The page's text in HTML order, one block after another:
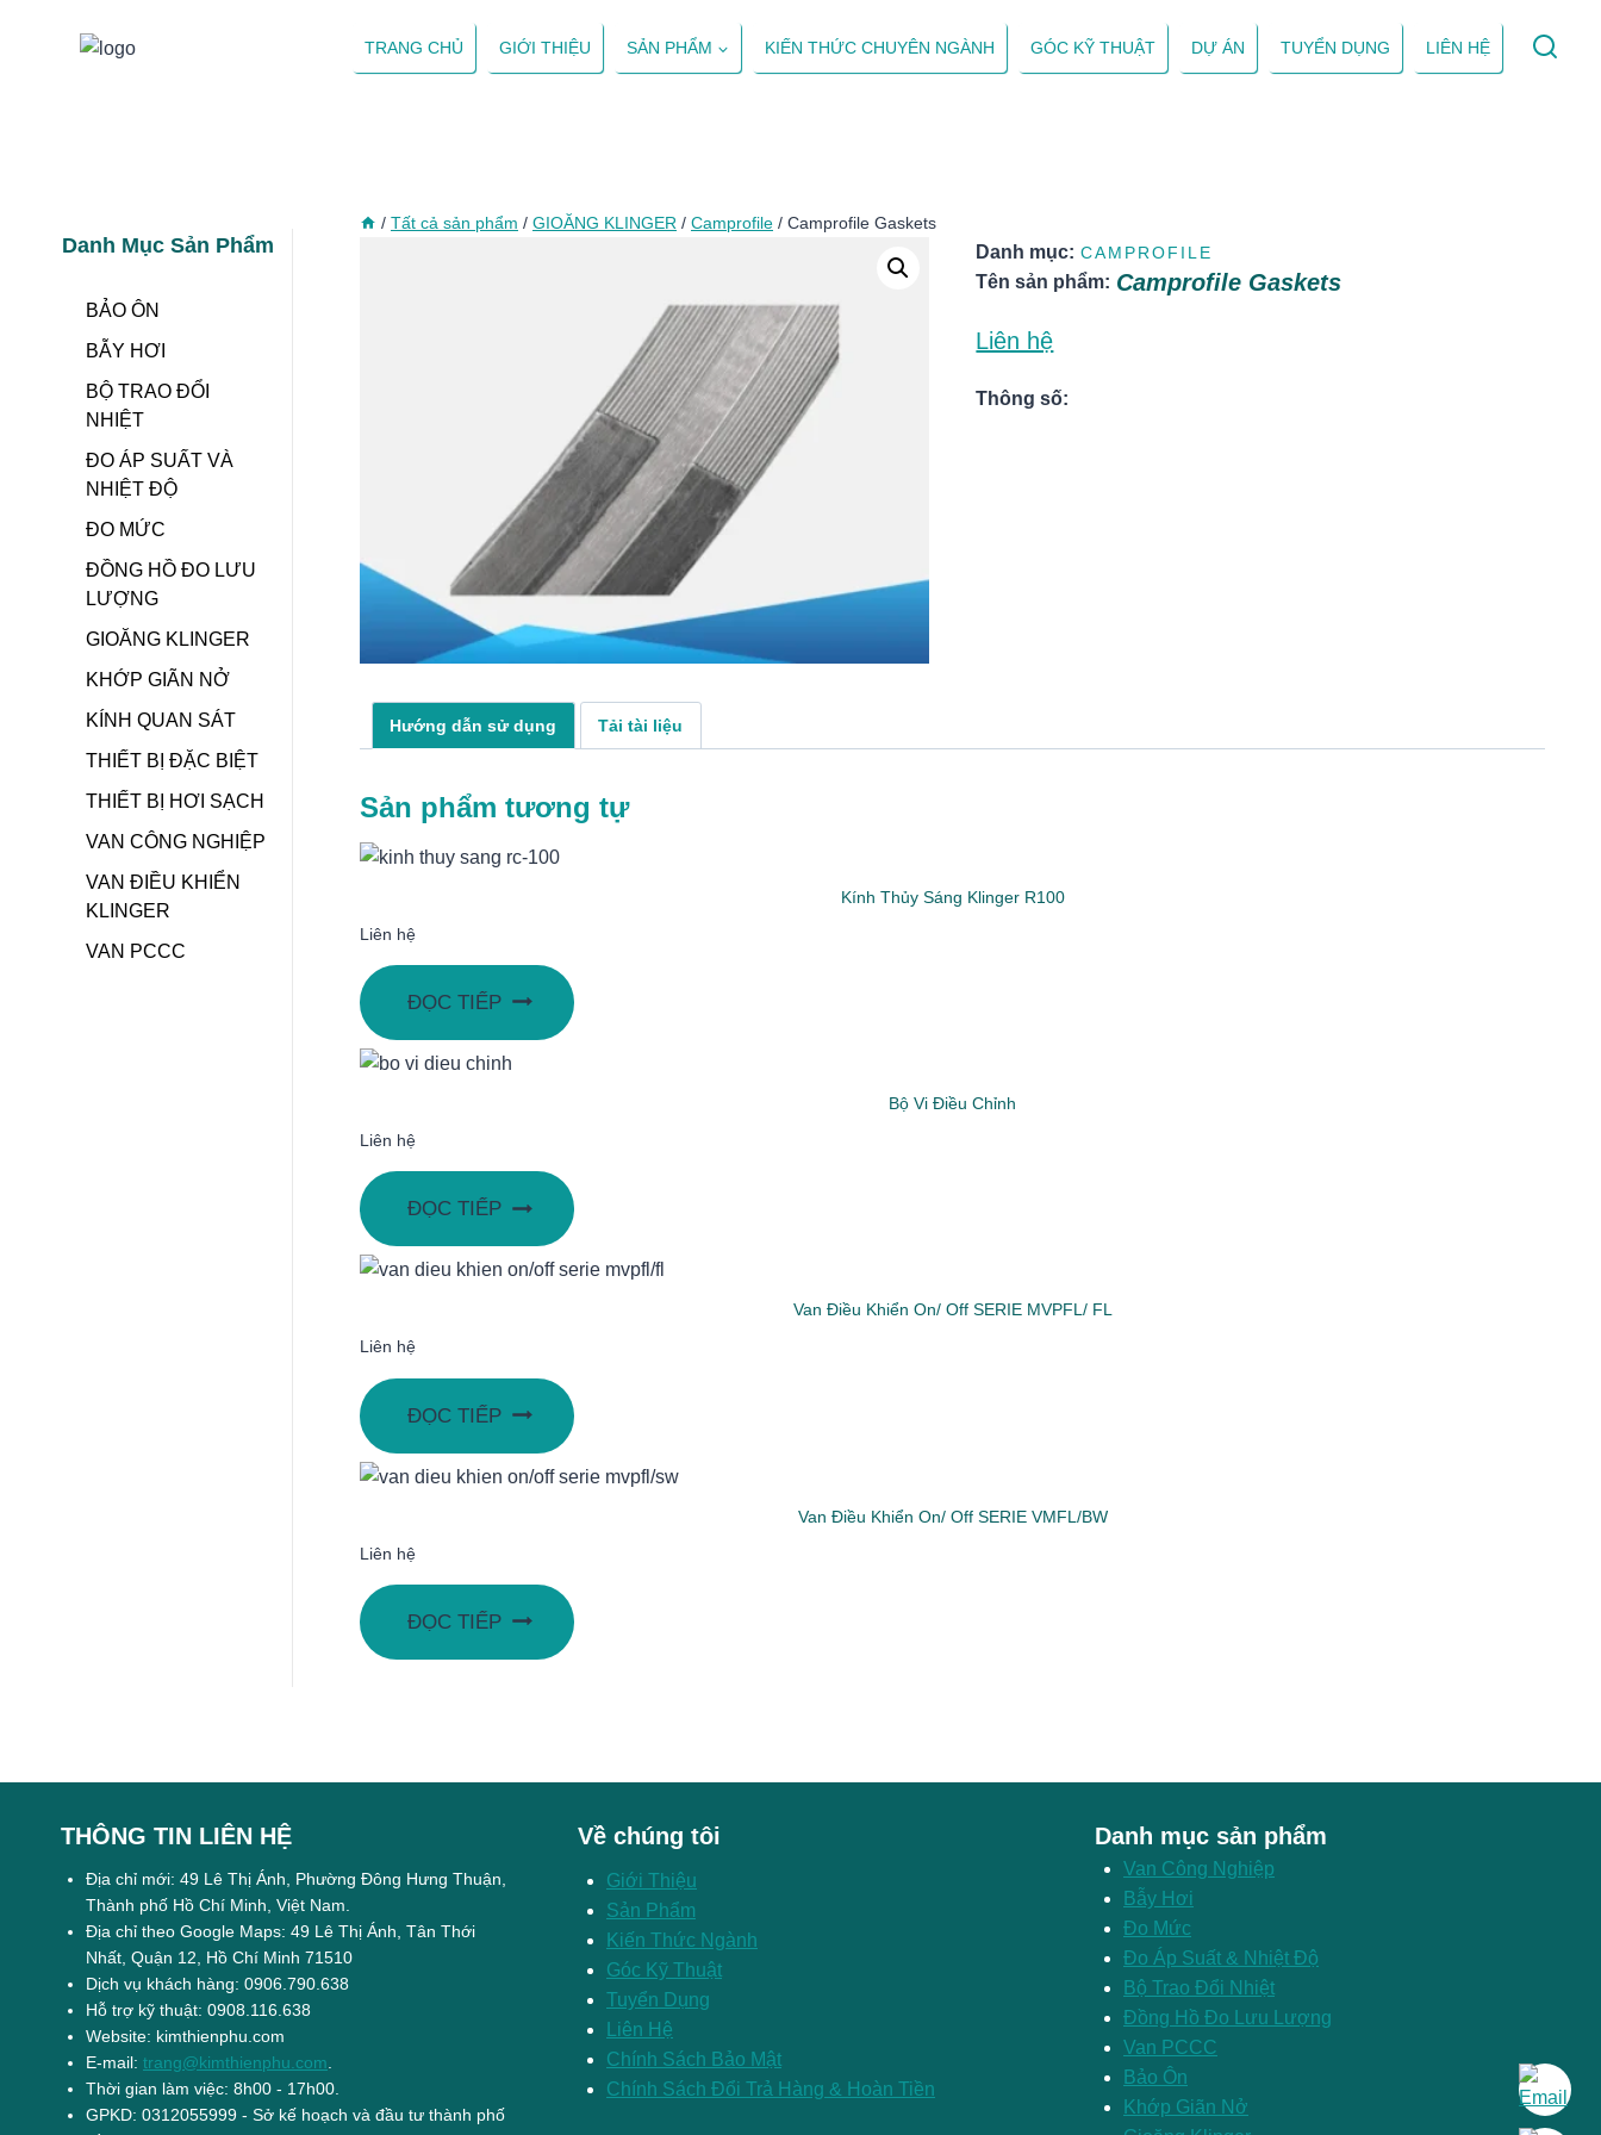
TRANG CHỦ GIỚI THIỆU SẢN PHẨM KIẾN THỨC CHUYÊN NGÀNH GÓC KỸ THUẬT DỰ ÁN TUYỂN DỤNG LIÊN HỆ
/ Tất cả sản phẩm / GIOĂNG KLINGER / Camprofile / Camprofile Gaskets
Danh mục: CAMPROFILE
Tên sản phẩm: Camprofile Gaskets
Liên hệ
Thông số:
Hướng dẫn sử dụng Tải tài liệu
Sản phẩm tương tự
Kính Thủy Sáng Klinger R100
Liên hệ
ĐỌC TIẾP
Bộ Vi Điều Chỉnh
Liên hệ
ĐỌC TIẾP
Van Điều Khiển On/ Off SERIE MVPFL/ FL
Liên hệ
ĐỌC TIẾP
Van Điều Khiển On/ Off SERIE VMFL/BW
Liên hệ
ĐỌC TIẾP
Danh Mục Sản Phẩm
BẢO ÔN
BẪY HƠI
BỘ TRAO ĐỔI
NHIỆT
ĐO ÁP SUẤT VÀ
NHIỆT ĐỘ
ĐO MỨC
ĐỒNG HỒ ĐO LƯU
LƯỢNG
GIOĂNG KLINGER
KHỚP GIÃN NỞ
KÍNH QUAN SÁT
THIẾT BỊ ĐẶC BIỆT
THIẾT BỊ HƠI SẠCH
VAN CÔNG NGHIỆP
VAN ĐIỀU KHIỂN
KLINGER
VAN PCCC
THÔNG TIN LIÊN HỆ
Địa chỉ mới: 49 Lê Thị Ánh, Phường Đông Hưng Thuận,
Thành phố Hồ Chí Minh, Việt Nam.
Địa chỉ theo Google Maps: 49 Lê Thị Ánh, Tân Thới
Nhất, Quận 12, Hồ Chí Minh 71510
Dịch vụ khách hàng: 0906.790.638
Hỗ trợ kỹ thuật: 0908.116.638
Website: kimthienphu.com
E-mail: trang@kimthienphu.com
Thời gian làm việc: 8h00 - 17h00.
GPKD: 0312055999 - Sở kế hoạch và đầu tư thành phố
Về chúng tôi
Giới Thiệu
Sản Phẩm
Kiến Thức Ngành
Góc Kỹ Thuật
Tuyển Dụng
Liên Hệ
Chính Sách Bảo Mật
Chính Sách Đổi Trả Hàng & Hoàn Tiền
Danh mục sản phẩm
Van Công Nghiệp
Bẫy Hơi
Đo Mức
Đo Áp Suất & Nhiệt Độ
Bộ Trao Đổi Nhiệt
Đồng Hồ Đo Lưu Lượng
Van PCCC
Bảo Ôn
Khớp Giãn Nở